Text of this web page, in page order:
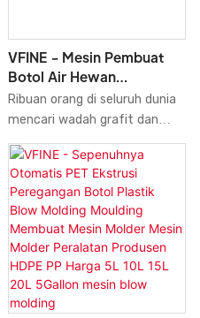
Kami selalu mempermudah
orang-orang yang ingin
membeli atau menjual barang
kepada orang-orang di seluruh
untuk mempermudah dunia
perdagangan bagi pembeli dan
penjual di seluruh dunia.
Hubungi penjual yang sesuai
dengan anggaran Anda dan
menawarkan produk
berkualitas tinggi dari situs
web kami hari ini.
yang sangat besar
terhadapnya.
VFINE - Mesin Pembuat
Botol Air Hewan
Peliharaan Servo Otomatis
Penuh 4 Rongga Plastik
Ribuan orang di seluruh dunia
mencari wadah grafit dan
telah menemukan penjual
berkualitas baik di situs VFINE.
Anda selalu dapat
menemukan beberapa penjual
dan produsen terbaik Mesin
Pembuat Botol Air Hewan
Peliharaan Servo Otomatis
Penuh 4 rongga, Mesin
Pembuat Botol Plastik